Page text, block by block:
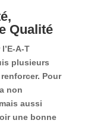
Qualité
A-T
plusieurs
Pour
non
aussi
une bonne